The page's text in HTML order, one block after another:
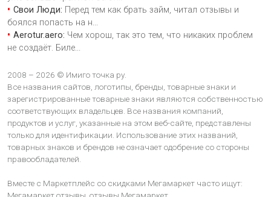
Свои Люди: Перед тем как брать займ, читал отзывы и
боялся попасть на н...
Aerotur.aero: Чем хорош, так это тем, что никаких проблем
не создаёт. Биле...
2008 – 2026 © Имиго точка ру.
Все названия сайтов, логотипы, бренды, товарные знаки и
зарегистрированные товарные знаки являются собственностью
соответствующих владельцев. Все названия компаний,
продуктов и услуг, указанные на этом веб-сайте, представлены
только для идентификации. Использование этих названий,
товарных знаков и брендов не означает одобрение со стороны
правообладателей.
Вместе с Маркетплейс со скидками Мегамаркет часто ищут: